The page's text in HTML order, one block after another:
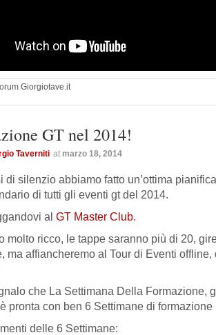
Giorgiotave.it
GT nel 2014!
Taverniti at marzo 18, 2014
di silenzio abbiamo fatto un’ottima
di tutti gli eventi gt del 2014.
al GT Master Club.
molto ricco, le tappe saranno più di 20,
ma affiancheremo al Tour di Eventi
che La Settimana Della Formazione,
pronta con ben 6 Settimane di formazione
delle 6 Settimane: